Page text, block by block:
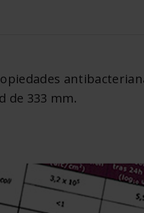
de 333 mm.